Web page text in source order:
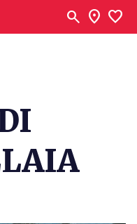
search location_on favorite